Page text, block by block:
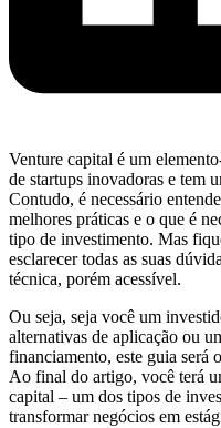
Venture capital é um
de startups inovadoras e tem
Contudo, é necessário
melhores práticas e o que é
tipo de investimento. Mas
esclarecer todas as suas
técnica, porém acessível.
Ou seja, seja você um
alternativas de aplicação ou
financiamento, este guia será
Ao final do artigo, você terá
capital – um dos tipos de
transformar negócios em